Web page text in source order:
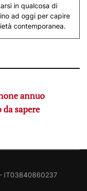
in qualcosa di
ad oggi per capire
contemporanea.
annuo
sapere
IT03840860237